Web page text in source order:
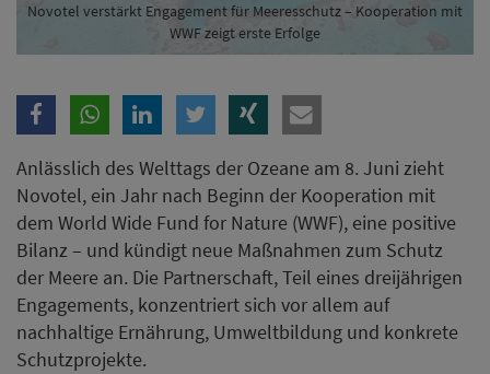
Novotel verstärkt Engagement für Meeresschutz – Kooperation mit
WWF zeigt erste Erfolge
Anlässlich des Welttags der Ozeane am 8. Juni zieht
Novotel, ein Jahr nach Beginn der Kooperation mit
dem World Wide Fund for Nature (WWF), eine positive
Bilanz – und kündigt neue Maßnahmen zum Schutz
der Meere an. Die Partnerschaft, Teil eines dreijährigen
Engagements, konzentriert sich vor allem auf
nachhaltige Ernährung, Umweltbildung und konkrete
Schutzprojekte.